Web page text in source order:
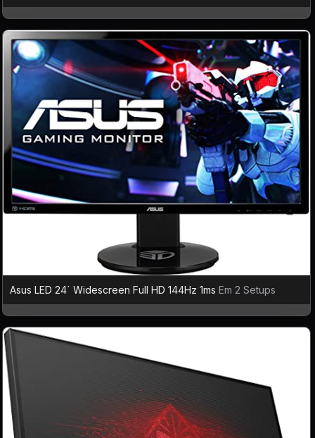
Asus LED 24´ Widescreen Full HD 144Hz 1ms Em 2 Setups